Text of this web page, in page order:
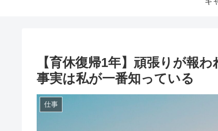
【育休復帰1年】頑張りが報
事実は私が一番知っている
仕事